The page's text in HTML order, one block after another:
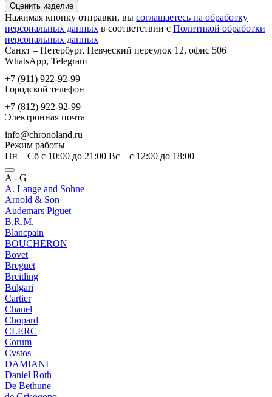
Оценить изделие
Нажимая кнопку отправки, вы соглашаетесь на обработку
персональных данных в соответствии с Политикой обработки
персональных данных
Санкт – Петербург, Певческий переулок 12, офис 506
WhatsApp, Telegram
+7 (911) 922-92-99
Городской телефон
+7 (812) 922-92-99
Электронная почта
info@chronoland.ru
Режим работы
Пн – Сб с 10:00 до 21:00 Вс – c 12:00 до 18:00
A - G
A. Lange and Sohne
Arnold & Son
Audemars Piguet
B.R.M.
Blancpain
BOUCHERON
Bovet
Breguet
Breitling
Bulgari
Cartier
Chanel
Chopard
CLERC
Corum
Cvstos
DAMIANI
Daniel Roth
De Bethune